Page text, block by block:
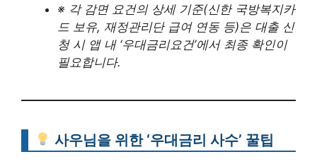
※ 각 감면 요건의 상세 기준(신한 국방복지카
드 보유, 재정관리단 급여 연동 등)은 대출 신
청 시 앱 내 ‘우대금리요건’에서 최종 확인이
필요합니다.
사우님을 위한 ‘우대금리 사수’ 꿀팁